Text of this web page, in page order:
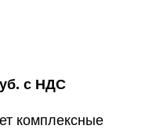
с НДС
комплексные